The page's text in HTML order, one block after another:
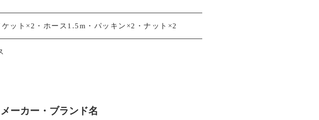
ット×2・ホース1.5m・パッキン×2・ナット×2
メーカー・ブランド名